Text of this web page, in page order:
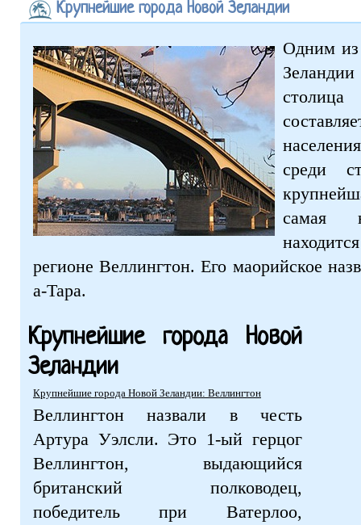
Крупнейшие города Новой Зеландии
Одним из
среди
самая
регионе Веллингтон. Его маорийское
а-Тара.
Крупнейшие города Новой
Зеландии
Крупнейшие города Новой Зеландии: Веллингтон
Веллингтон назвали в честь
Артура Уэлсли. Это 1-ый герцог
Веллингтон, выдающийся
британский полководец,
победитель при Ватерлоо,